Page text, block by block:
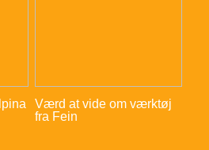
Værd at vide om værktøj
fra Fein